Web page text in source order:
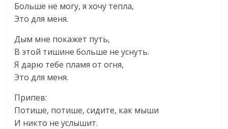
Больше не могу, я хочу тепла,
Это для меня.
Дым мне покажет путь,
В этой тишине больше не уснуть.
Я дарю тебе пламя от огня,
Это для меня.
Припев:
Потише, потише, сидите, как мыши
И никто не услышит.